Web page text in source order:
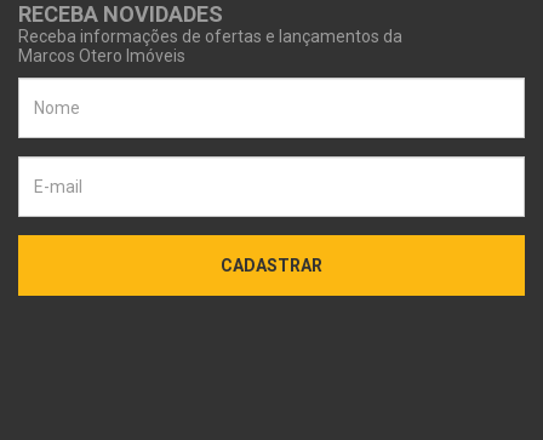
RECEBA NOVIDADES
Receba informações de ofertas e lançamentos da
Marcos Otero Imóveis
CADASTRAR